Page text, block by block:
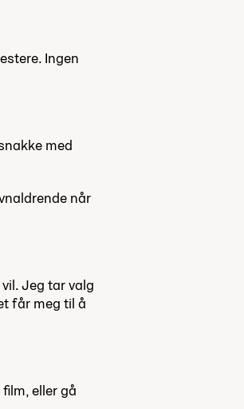
Ingen
med
når
Jeg tar valg
får meg til å
eller gå